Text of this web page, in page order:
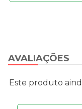
AVALIAÇÕES
Este produto